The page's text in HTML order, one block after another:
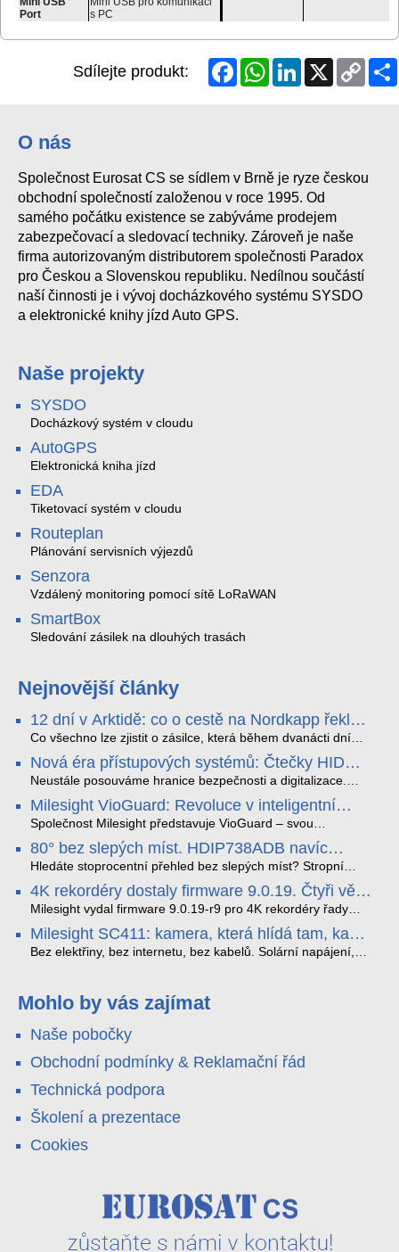
Port
s PC
Sdílejte produkt: FacebookWhatsAppLinkedInX
Copy
Link
O nás
Společnost Eurosat CS se sídlem v Brně je ryze českou
obchodní společností založenou v roce 1995. Od
samého počátku existence se zabýváme prodejem
zabezpečovací a sledovací techniky. Zároveň je naše
firma autorizovaným distributorem společnosti Paradox
pro Českou a Slovenskou republiku. Nedílnou součástí
naší činnosti je i vývoj docházkového systému SYSDO
a elektronické knihy jízd Auto GPS.
Naše projekty
SYSDO
Docházkový systém v cloudu
AutoGPS
Elektronická kniha jízd
EDA
Tiketovací systém v cloudu
Routeplan
Plánování servisních výjezdů
Senzora
Vzdálený monitoring pomocí sítě LoRaWAN
SmartBox
Sledování zásilek na dlouhých trasách
Nejnovější články
12 dní v Arktidě: co o cestě na Nordkapp řekla
data ze SMARTBOX 2 MAX
Co všechno lze zjistit o zásilce, která během dvanácti dní
projede Arktidou? SMARTBOX 2 MAX jsme vzali na trasu z
Tromsø přes Lofoty, Kirunu a finské Laponsko až na
Nordkapp. Bez jediného dobití, v mrazu až −13 °C a mimo
otřesy i náklon. Výsledkem není jen čára na mapě, ale
podrobný datový příběh celé cesty.
Nová éra přístupových systémů: Čtečky HID
Signo
Neustále posouváme hranice bezpečnosti a digitalizace.
v oblasti kontroly přístupu – moderní a vysoce univerzální
čtečky HID Signo.
Milesight VioGuard: Revoluce v inteligentní
detekci dopravních přestupků
Společnost Milesight představuje VioGuard – svou
dopravních přestupků. Tento systém, poháněný
sofistikovanými algoritmy umělé inteligence (AI), je navržen
tak, aby poskytoval komplexní nástroje pro vymáhání
dopravních předpisů, zvyšoval bezpečnost na silnicích a
optimalizoval plynulost dopravy v moderních městech.
80° bez slepých míst. HDIP738ADB navíc
streamuje na YouTube – bez PC.
Hledáte stoprocentní přehled bez slepých míst? Stropní
panoramatická kamera HDIP738ADB skládá obraz ze dvou
4MP senzorů SONY do jednoho čistého 180° záběru bez
zkreslení. K tomu přidává AI detekci osob a vozidel,
YouTube – bez běžícího počítače.
4K rekordéry dostaly firmware 9.0.19. Čtyři věci,
které musíte vědět.
Milesight vydal firmware 9.0.19-r9 pro 4K rekordéry řady
které vám zjednoduší práci – a jedna z nich vám ušetří
spoustu zbytečných výjezdů k zákazníkům.
Milesight SC411: kamera, která hlídá tam, kam
kabel nedosáhne
Bez elektřiny, bez internetu, bez kabelů. Solární napájení,
váš telefon. Podívejte se na video.
Mohlo by vás zajímat
Naše pobočky
Obchodní podmínky & Reklamační řád
Technická podpora
Školení a prezentace
Cookies